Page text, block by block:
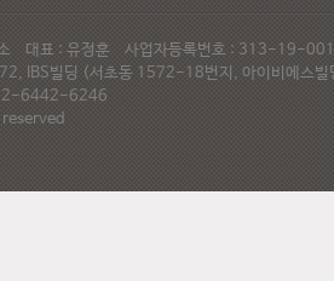
소 대표 : 유정훈 사업자등록번호 : 313-19-
IBS빌딩 (서초동 1572-18번지, 아이비에스
6442-6246